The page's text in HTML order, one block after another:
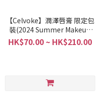
【Celvoke】潤澤唇膏 限定包
裝(2024 Summer Makeup
Collection)
HK$70.00 ~ HK$210.00